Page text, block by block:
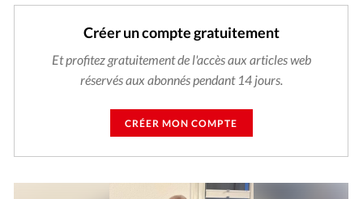
Créer un compte gratuitement
Et profitez gratuitement de l'accès aux articles web
réservés aux abonnés pendant 14 jours.
CRÉER MON COMPTE